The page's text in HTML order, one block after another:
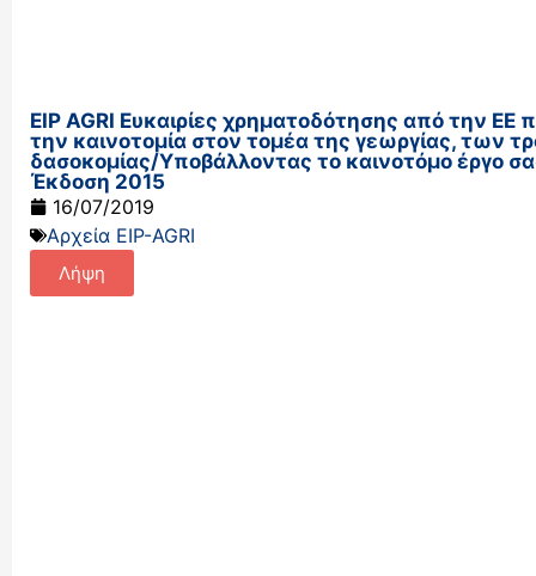
EIP AGRI Ευκαιρίες χρηματοδότησης από την ΕΕ
την καινοτομία στον τομέα της γεωργίας, των
δασοκομίας/Υποβάλλοντας το καινοτόμο έργο
Έκδοση 2015
16/07/2019
Αρχεία EIP-AGRI
Λήψη